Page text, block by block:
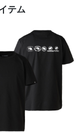
テム